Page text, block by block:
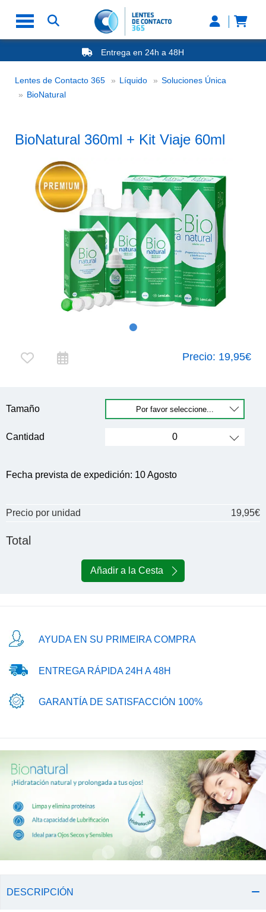
Entrega en 24h a 48H
-20% Gafas de Lectura
Nº1 en Opinión de los Clientes
Lentes de Contacto 365 Líquido
Soluciones Única
BioNaturalBioNatural
BioNatural 360ml + Kit Viaje 60ml
Precio: 19,95€
Tamaño
Cantidad
Fecha prevista de expedición: 10 Agosto
Precio por unidad 19,95€
Total
Añadir a la Cesta
AYUDA EN SU PRIMEIRA COMPRA
ENTREGA RÁPIDA 24H A 48H
GARANTÍA DE SATISFACCIÓN 100%
DESCRIPCIÓN